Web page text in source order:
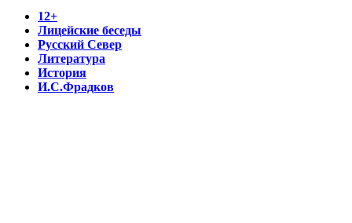
12+
Лицейские беседы
Русский Север
Литература
История
И.С.Фрадков